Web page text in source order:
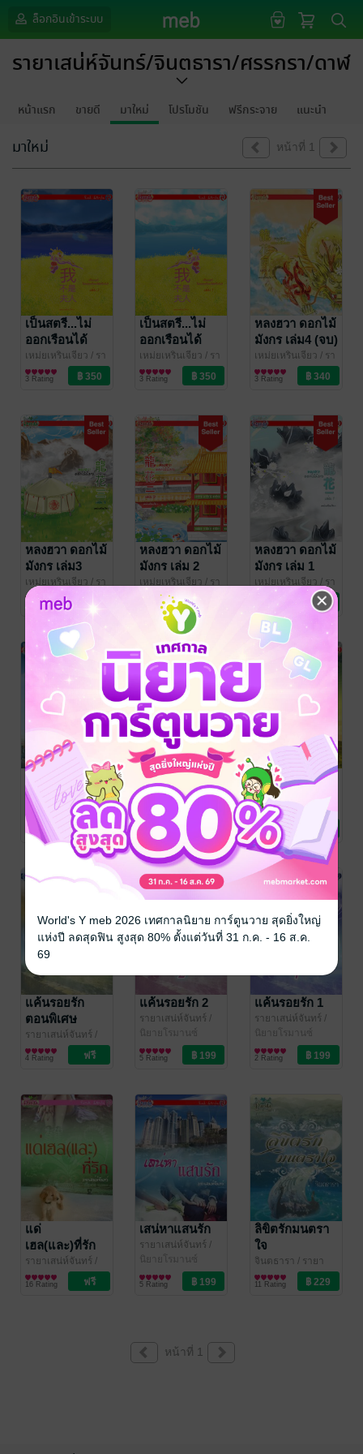
ล็อกอินเข้าระบบ
รายาเสน่ห์จันทร์/จินตธารา/ศรรกรา/ดาฬ
หน้าแรก ขายดี มาใหม่ โปรโมชัน ฟรีกระจาย แนะนำ
มาใหม่ หน้าที่ 1
เป็นสตรี...ไม่
ออกเรือนได้
หรือไม่! เล่ม2
(จบ)
เหม่ยเหรินเจียว / รา
ยาเสน่ห์จันทร์/จินต
ธารา/ศรรกรา/ดาฬ
นิยายรักจีนโบราณ
3 Rating
เป็นสตรี...ไม่
ออกเรือนได้
หรือไม่! เล่ม1
เหม่ยเหรินเจียว / รา
ยาเสน่ห์จันทร์/จินต
ธารา/ศรรกรา/ดาฬ
นิยายรักจีนโบราณ
3 Rating
หลงฮวา ดอกไม้
มังกร เล่ม4 (จบ)
เหม่ยเหรินเจียว / รา
ยาเสน่ห์จันทร์/จินต
ธารา/ศรรกรา/ดาฬ
นิยายรักจีนโบราณ
3 Rating
หลงฮวา ดอกไม้
มังกร เล่ม3
เหม่ยเหรินเจียว / รา
ยาเสน่ห์จันทร์/จินต
ธารา/ศรรกรา/ดาฬ
นิยายรักจีนโบราณ
9 Rating
หลงฮวา ดอกไม้
มังกร เล่ม 2
เหม่ยเหรินเจียว / รา
ยาเสน่ห์จันทร์/จินต
ธารา/ศรรกรา/ดาฬ
นิยายรักจีนโบราณ
11 Rating
หลงฮวา ดอกไม้
มังกร เล่ม 1
เหม่ยเหรินเจียว / รา
ยาเสน่ห์จันทร์/จินต
ธารา/ศรรกรา/ดาฬ
นิยายรักจีนโบราณ
20 Rating
บัญชาเดวา (ชุด
ไร่เดือนรัก
ลำดับที่3)
รายาเสน่ห์จันทร์/
รายาเสน่ห์จันทร์/
จินตธารา/ศรรกรา/
นิยายโรมานซ์
No Rating
เล่ห์เดวี (ชุดไร่
เดือนรักลำดับ
ที่2)
รายาเสน่ห์จันทร์/
รายาเสน่ห์จันทร์/
จินตธารา/ศรรกรา/
ดาฬ
นิยายโรมานซ์
1 Rating
เดชารัก (ชุดไร่
เดือนรักลำดับ
ที่1)
รายาเสน่ห์จันทร์
รายาเสน่ห์จันทร์/
จินตธารา/ศรรกรา/
ดาฬ
นิยายโรมานซ์
1 Rating
แค้นรอยรัก
ตอนพิเศษ
รายาเสน่ห์จันทร์ /
รายาเสน่ห์จันทร์/
จินตธารา/ศรรกรา/
นิยายโรมานซ์
4 Rating
แค้นรอยรัก 2
รายาเสน่ห์จันทร์ /
รายาเสน่ห์จันทร์/
จินตธารา/ศรรกรา/
ดาฬ
นิยายโรมานซ์
5 Rating
แค้นรอยรัก 1
รายาเสน่ห์จันทร์/
รายาเสน่ห์จันทร์/
จินตธารา/ศรรกรา/
ดาฬ
นิยายโรมานซ์
2 Rating
แด่
เฮล(และ)ที่รัก
รายาเสน่ห์จันทร์ /
รายาเสน่ห์จันทร์/
จินตธารา/ศรรกรา/
นิยายรัก
16 Rating
เสน่หาแสนรัก
รายาเสน่ห์จันทร์ /
รายาเสน่ห์จันทร์/
จินตธารา/ศรรกรา/
ดาฬ
นิยายโรมานซ์
5 Rating
ลิขิตรักมนตรา
ใจ
จินตธารา / รายา
เสน่ห์จันทร์/จินต
ธารา/ศรรกรา/ดาฬ
นิยายโรมานซ์
11 Rating
หน้าที่ 1
World's Y meb 2026 เทศกาลนิยาย การ์ตูนวาย สุดยิ่งใหญ่
แห่งปี ลดสุดฟิน สูงสุด 80% ตั้งแต่วันที่ 31 ก.ค. - 16 ส.ค.
69